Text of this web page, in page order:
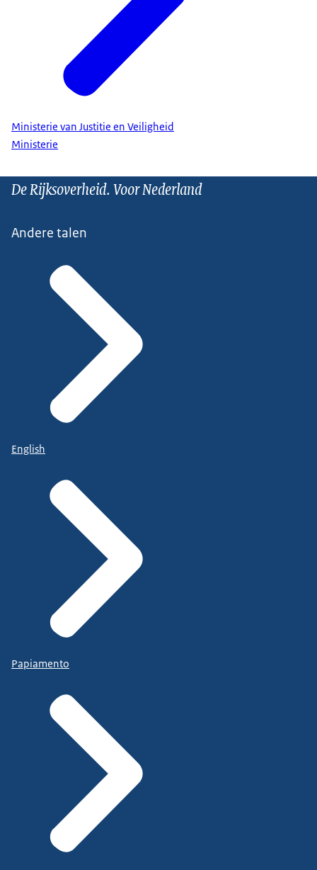
Ministerie van Justitie en Veiligheid
Ministerie
De Rijksoverheid. Voor Nederland
Andere talen
English
Papiamento